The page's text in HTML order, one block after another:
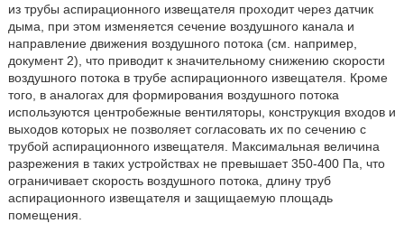
из трубы аспирационного извещателя проходит через датчик
дыма, при этом изменяется сечение воздушного канала и
направление движения воздушного потока (см. например,
документ 2), что приводит к значительному снижению скорости
воздушного потока в трубе аспирационного извещателя. Кроме
того, в аналогах для формирования воздушного потока
используются центробежные вентиляторы, конструкция входов и
выходов которых не позволяет согласовать их по сечению с
трубой аспирационного извещателя. Максимальная величина
разрежения в таких устройствах не превышает 350-400 Па, что
ограничивает скорость воздушного потока, длину труб
аспирационного извещателя и защищаемую площадь
помещения.